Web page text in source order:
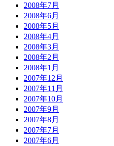
2008年7月
2008年6月
2008年5月
2008年4月
2008年3月
2008年2月
2008年1月
2007年12月
2007年11月
2007年10月
2007年9月
2007年8月
2007年7月
2007年6月